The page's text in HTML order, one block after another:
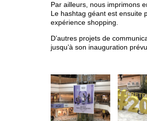
Par ailleurs, nous imprimons
Le hashtag géant est ensuite
expérience shopping.
D’autres projets de
jusqu’à son inauguration